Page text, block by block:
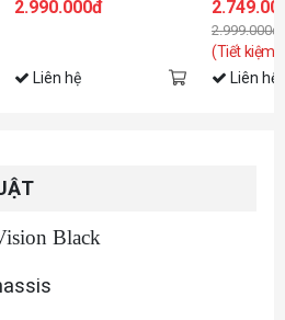
2.990.000đ
Liên hệ
2.999.000đ
(Tiết kiệm:
Liên hệ
Black